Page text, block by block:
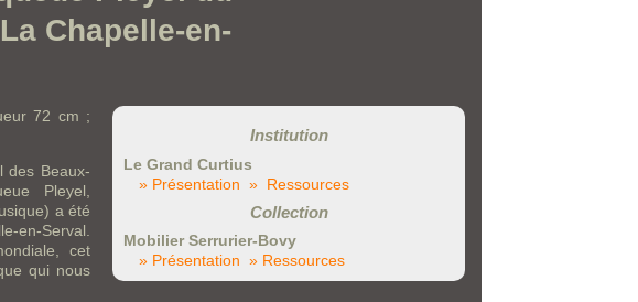
Chapelle-en-
72 cm ;
des Beaux-
Pleyel,
a été
Serval.
cet
qui nous
Institution
Le Grand Curtius
» Présentation » Ressources
Collection
Mobilier Serrurier-Bovy
» Présentation » Ressources